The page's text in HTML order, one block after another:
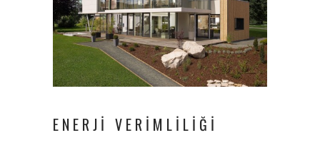
ENERJI VERIMLILIĞI